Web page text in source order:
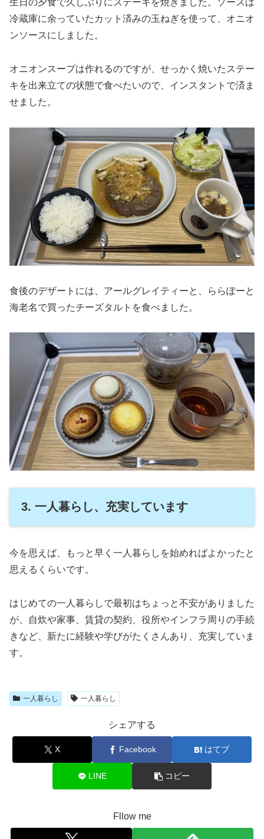
生日の夕食で久しぶりにステーキを焼きました。ソースは
冷蔵庫に余っていたカット済みの玉ねぎを使って、オニオ
ンソースにしました。
オニオンスープは作れるのですが、せっかく焼いたステー
キを出来立ての状態で食べたいので、インスタントで済ま
せました。
食後のデザートには、アールグレイティーと、ららぽーと
海老名で買ったチーズタルトを食べました。
3. 一人暮らし、充実しています
今を思えば、もっと早く一人暮らしを始めればよかったと
思えるくらいです。
はじめての一人暮らしで最初はちょっと不安がありました
が、自炊や家事、賃貸の契約、役所やインフラ周りの手続
きなど、新たに経験や学びがたくさんあり、充実していま
す。
一人暮らし 一人暮らし
シェアする
X Facebook はてブ
LINE コピー
Fllow me